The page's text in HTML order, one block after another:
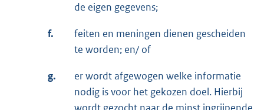
de eigen gegevens;
f.
feiten en meningen dienen gescheiden
te worden; en/ of
g.
er wordt afgewogen welke informatie
nodig is voor het gekozen doel. Hierbij